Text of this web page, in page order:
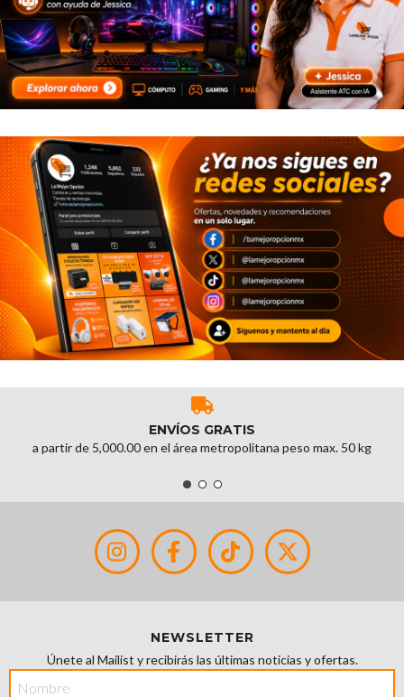
ENVÍOS GRATIS
a partir de 5,000.00 en el área metropolitana peso max. 50 kg
NEWSLETTER
Únete al Mailist y recibirás las últimas noticias y ofertas.